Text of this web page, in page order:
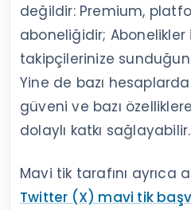
değildir: Premium,
aboneliğidir; Abonelikler
takipçilerinize
Yine de bazı
güveni ve bazı
dolaylı katkı sağlayabilir.
Mavi tik tarafını ayrıca
Twitter (X) mavi tik